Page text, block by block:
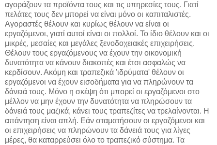
αγοράζουν τα προϊόντα τους και τις υπηρεσίες τους. Γιατί
πελάτες τους δεν μπορεί να είναι μόνο οι καπιταλιστές.
Αγοραστές θέλουν και κυρίως θέλουν να είναι οι
εργαζόμενοι, γιατί αυτοί είναι οι πολλοί. Το ίδιο θέλουν και οι
μικρές, μεσαίες και μεγάλες ξενοδοχειακές επιχειρήσεις.
Θέλουν τους εργαζόμενους να έχουν την οικονομική
δυνατότητα να κάνουν διακοπές και έτσι ασφαλώς να
κερδίσουν. Ακόμη και τραπεζικά 'ιδρύματα' θέλουν οι
εργαζόμενοι να έχουν εισοδήματα για να πληρώνουν τα
δάνειά τους. Μόνο η σκέψη ότι μπορεί οι εργαζόμενοι στο
μέλλον να μην έχουν την δυνατότητα να πληρώσουν τα
δάνειά τους μαζικά, κάνει τους τραπεζίτες να τρελαίνονται. Η
απάντηση είναι απλή. Εάν σταματήσουν οι εργαζόμενοι και
οι επιχειρήσεις να πληρώνουν τα δάνειά τους για λίγες
μέρες, θα καταρρεύσει όλο το τραπεζικό σύστημα. Τα